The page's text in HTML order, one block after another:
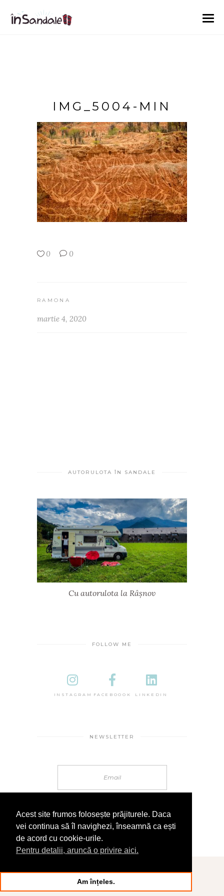
IMG_5004-MIN
0 0
RAMONA
martie 4, 2020
AUTORULOTA ÎN SANDALE
Cu autorulota la Râșnov
FOLLOW ME
INSTAGRAM FACEBOOOK LINKEDIN
NEWSLETTER
© 2025 În Sandale
Acest site frumos folosește prăjiturele. Daca
vei continua să îl navighezi, înseamnă ca ești
de acord cu cookie-urile.
Pentru detalii, aruncă o privire aici.
Am înțeles.